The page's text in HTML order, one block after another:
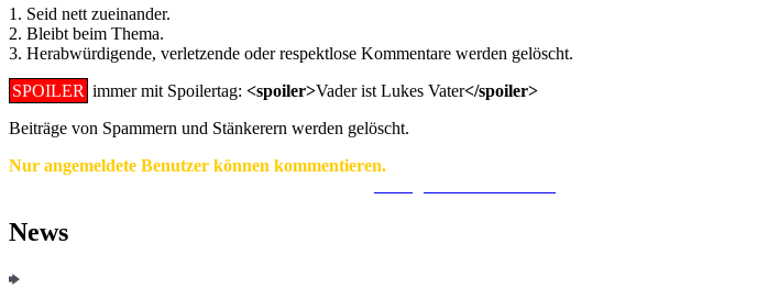
1. Seid nett zueinander.
2. Bleibt beim Thema.
3. Herabwürdigende, verletzende oder respektlose Kommentare werden gelöscht.
SPOILER immer mit Spoilertag: <spoiler>Vader ist Lukes Vater</spoiler>
Beiträge von Spammern und Stänkerern werden gelöscht.
Nur angemeldete Benutzer können kommentieren.
News